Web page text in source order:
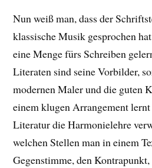
Nun weiß man, dass der
klassische Musik gesprochen
eine Menge fürs Schreiben
Literaten sind seine Vorbilder,
modernen Maler und die guten
einem klugen Arrangement
Literatur die Harmonielehre
welchen Stellen man in einem
Gegenstimme, den Kontrapunkt,